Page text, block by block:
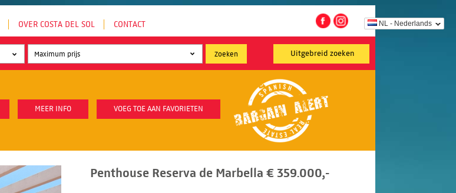
NL - Nederlands
OVER COSTA DEL SOL CONTACT
Uitgebreid zoeken
MEER INFO VOEG TOE AAN FAVORIETEN
Penthouse Reserva de Marbella € 359.000,-